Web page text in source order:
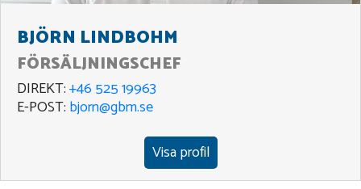
BJÖRN LINDBOHM
FÖRSÄLJNINGSCHEF
DIREKT:+46 525 19963
E-POST: bjorn@gbm.se
Visa profil